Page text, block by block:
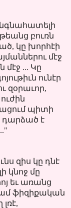
բուռն
կը խորհէի
մէջ
մէջ ... Կը
ունէր
զօրաւոր,
պիտի
դարձած է
զիս կը դնէ
կնոջ մը
եւ առանց
ֆիզիքական
լռէ,